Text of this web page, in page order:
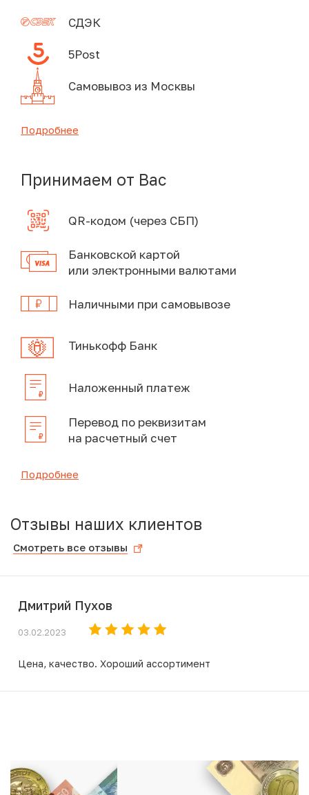
СДЭК
5Post
Самовывоз из Москвы
Подробнее
Принимаем от Вас
QR-кодом (через СБП)
Банковской картой
или электронными валютами
Наличными при самовывозе
Тинькофф Банк
Наложенный платеж
Перевод по реквизитам
на расчетный счет
Подробнее
Отзывы наших клиентов
Смотреть все отзывы
Дмитрий Пухов
03.02.2023
Цена, качество. Хороший ассортимент